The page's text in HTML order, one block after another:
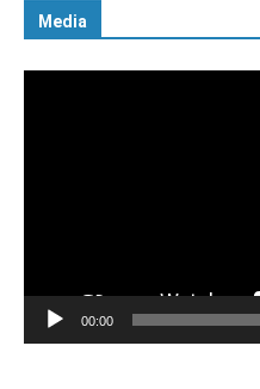
Media
00:00